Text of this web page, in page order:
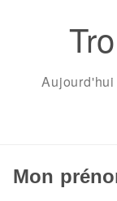
Aujourd'hui
Mon